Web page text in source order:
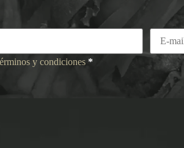
y condiciones *